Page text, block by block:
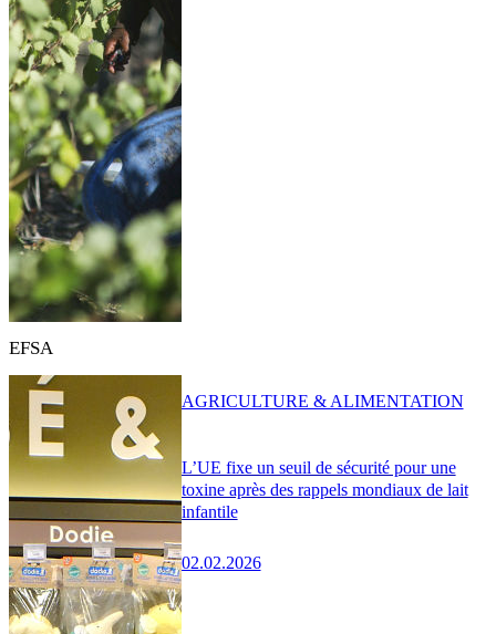
EFSA
L’UE fixe un seuil de sécurité pour une
toxine après des rappels mondiaux de lait
infantile
02.02.2026
AGRICULTURE & ALIMENTATION